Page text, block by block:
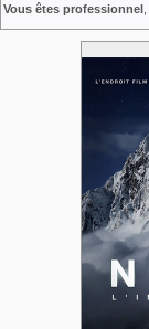
Vous êtes professionnel